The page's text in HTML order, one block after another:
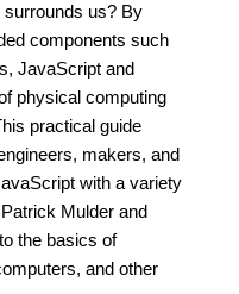
surrounds us? By
components such
JavaScript and
physical computing
practical guide
makers, and
with a variety
Mulder and
the basics of
and other